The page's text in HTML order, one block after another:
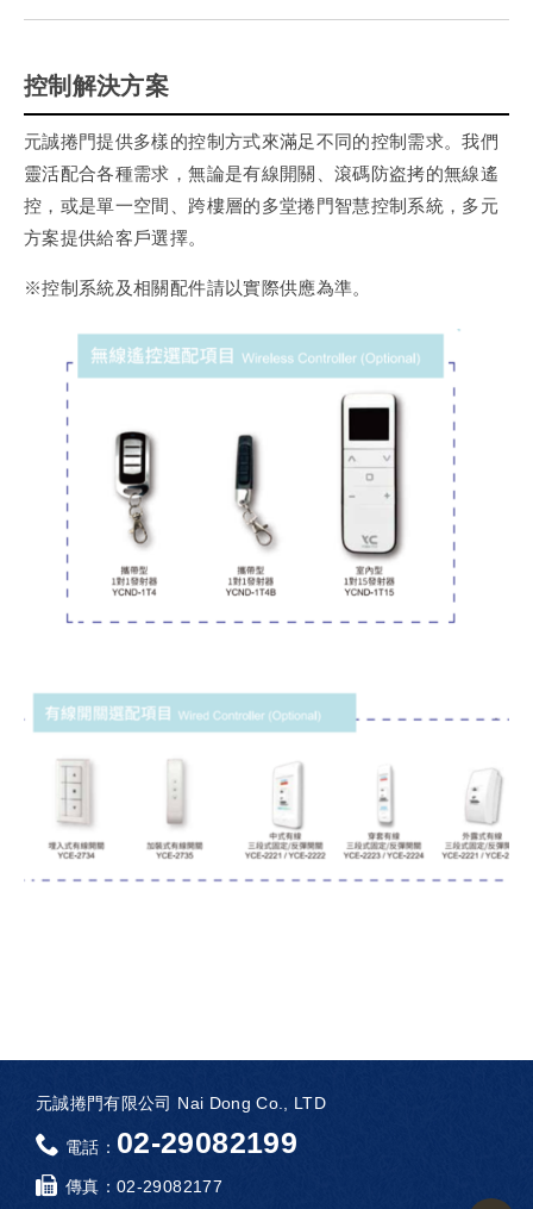
控制解決方案
元誠捲門提供多樣的控制方式來滿足不同的控制需求。我們
靈活配合各種需求，無論是有線開關、滾碼防盗拷的無線遙
控，或是單一空間、跨樓層的多堂捲門智慧控制系統，多元
方案提供給客戶選擇。
※控制系統及相關配件請以實際供應為準。
元誠捲門有限公司 Nai Dong Co., LTD
電話： 02-29082199
傳真：02-29082177